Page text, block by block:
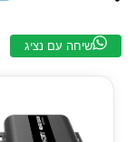
שיחה עם נציג